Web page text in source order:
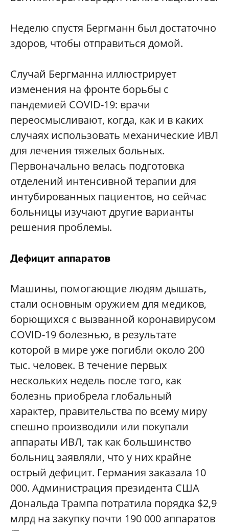
Неделю спустя Бергманн был достаточно
здоров, чтобы отправиться домой.
Случай Бергманна иллюстрирует
изменения на фронте борьбы с
пандемией COVID-19: врачи
переосмысливают, когда, как и в каких
случаях использовать механические ИВЛ
для лечения тяжелых больных.
Первоначально велась подготовка
отделений интенсивной терапии для
интубированных пациентов, но сейчас
больницы изучают другие варианты
решения проблемы.
Дефицит аппаратов
Машины, помогающие людям дышать,
стали основным оружием для медиков,
борющихся с вызванной коронавирусом
COVID-19 болезнью, в результате
которой в мире уже погибли около 200
тыс. человек. В течение первых
нескольких недель после того, как
болезнь приобрела глобальный
характер, правительства по всему миру
спешно производили или покупали
аппараты ИВЛ, так как большинство
больниц заявляли, что у них крайне
острый дефицит. Германия заказала 10
000. Администрация президента США
Дональда Трампа потратила порядка $2,9
млрд на закупку почти 190 000 аппаратов